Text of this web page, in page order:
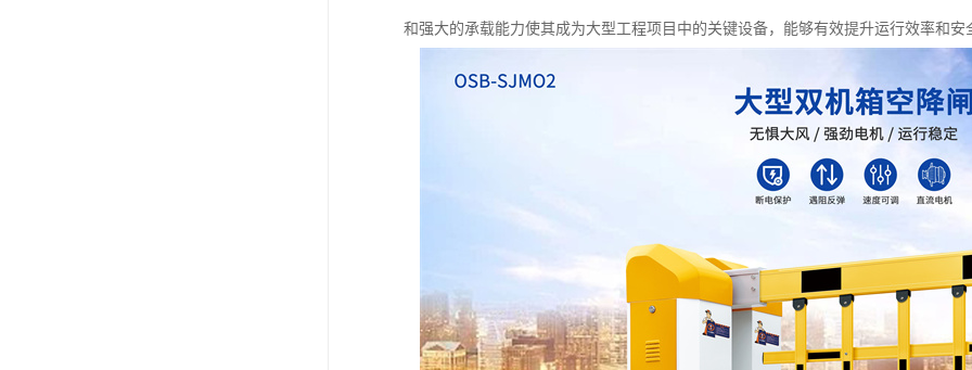
和强大的承载能力使其成为大型工程项目中的关键设备，能够有效提升运行效率和安